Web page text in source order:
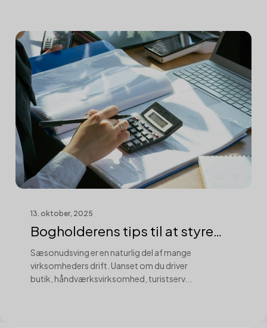
13. oktober, 2025
Bogholderens tips til at styre
sæsonuds...
Sæsonudsving er en naturlig del af mange
virksomheders drift. Uanset om du driver
butik, håndværksvirksomhed, turistserv...